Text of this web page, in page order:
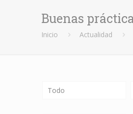
Buenas
Inicio Actualidad
Todo